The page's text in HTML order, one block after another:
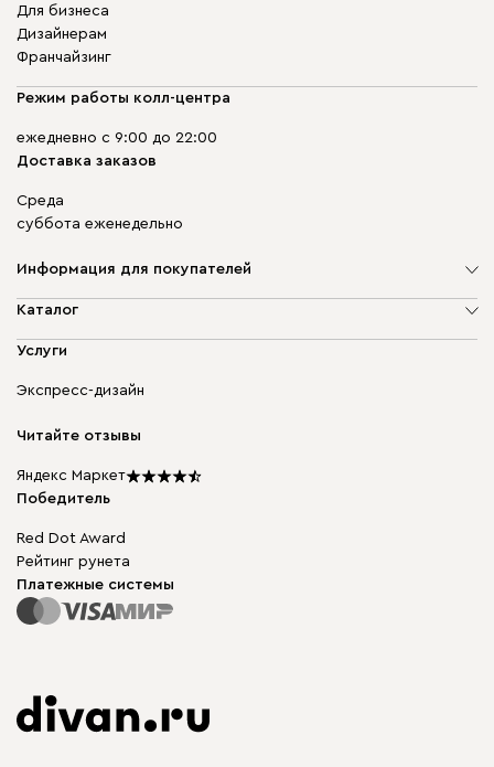
Для бизнеса
Дизайнерам
Франчайзинг
Режим работы колл-центра
ежедневно с 9:00 до 22:00
Доставка заказов
Среда
суббота еженедельно
Информация для покупателей
О компании
Доставка и оплата
диван.клуб
Карьера
Подарочные сертификаты
Мы в прессе
Каталог
Мягкая мебель
Бескаркасная мебель
Столы и стулья
Услуги
Экспресс-дизайн
Читайте отзывы
Яндекс Маркет
Победитель
Red Dot Award
Рейтинг рунета
Платежные системы